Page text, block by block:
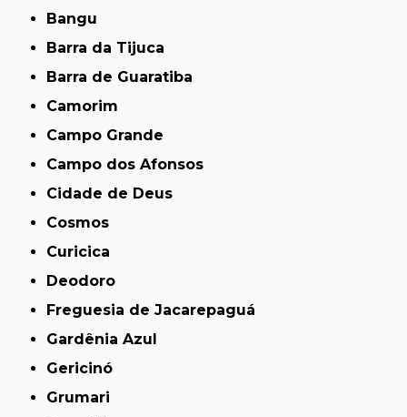
Bangu
Barra da Tijuca
Barra de Guaratiba
Camorim
Campo Grande
Campo dos Afonsos
Cidade de Deus
Cosmos
Curicica
Deodoro
Freguesia de Jacarepaguá
Gardênia Azul
Gericinó
Grumari